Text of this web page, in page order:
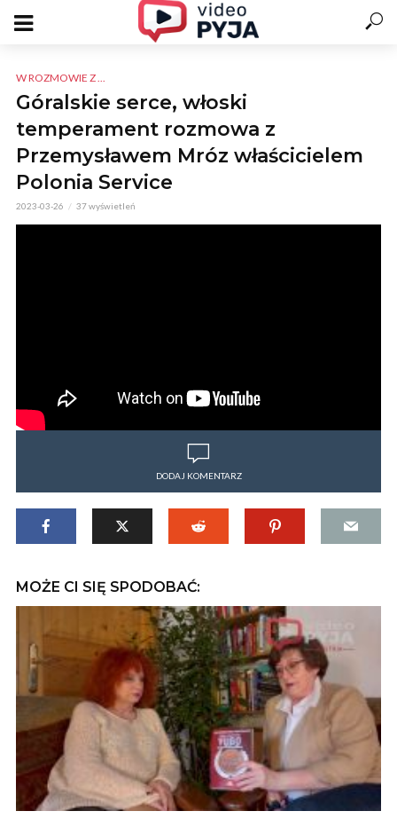
W ROZMOWIE Z ...
Góralskie serce, włoski
temperament rozmowa z
Przemysławem Mróz właścicielem
Polonia Service
2023-03-26 37 wyświetleń
DODAJ KOMENTARZ
MOŻE CI SIĘ SPODOBAĆ: